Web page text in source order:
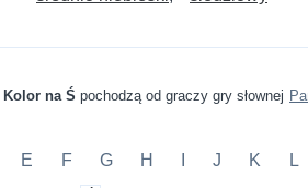
Kolor na Ś pochodzą od graczy gry słownej
E F G H J K L